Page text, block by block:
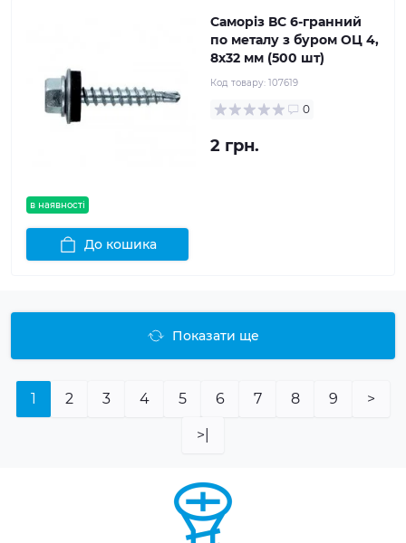
в наявності
Саморіз ВС 6-гранний
по металу з буром ОЦ 4,
8x32 мм (500 шт)
Код товару: 107619
0
2 грн.
До кошика
Показати ще
1 2 3 4 5 6 7 8 9 >
>|